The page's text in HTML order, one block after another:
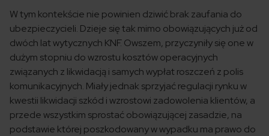
W tym kontekście nie powinien dziwić brak zaufania do
ubezpieczycieli. Dzieje się tak mimo obowiązujących już od
dwóch lat wytycznych KNF. Owszem, przyczyniły się one w
dużym stopniu do wzrostu kosztów operacyjnych
związanych z likwidacją i samych wypłat roszczeń z polis
komunikacyjnych. Miały jednak sprzyjać regulacji rynku w
kwestii likwidacji szkód i wzrostowi zadowolenia klientów, a
przede wszystkim sprostać obowiązującej zasadzie, na
podstawie której poszkodowany w wypadku ma prawo do